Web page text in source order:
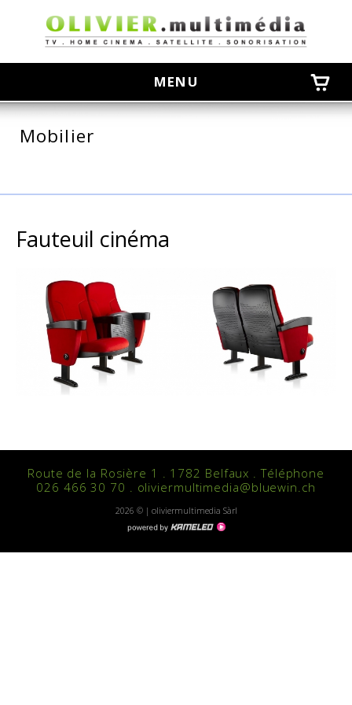
MENU
Mobilier
Fauteuil cinéma
Route de la Rosière 1 . 1782 Belfaux . Téléphone
026 466 30 70 . oliviermultimedia@bluewin.ch
2026 © | oliviermultimedia Sàrl
site